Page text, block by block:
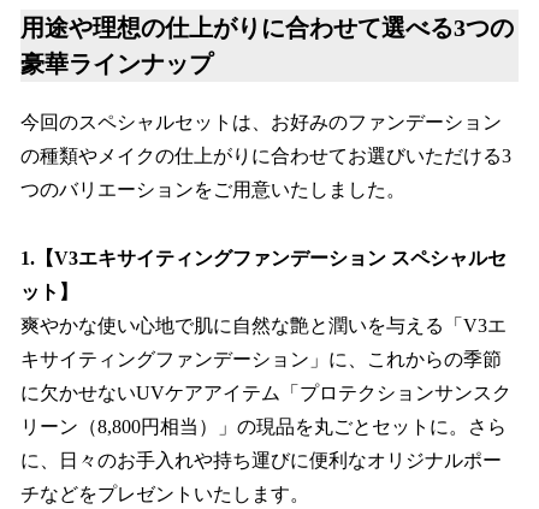
用途や理想の仕上がりに合わせて選べる3つの
豪華ラインナップ
今回のスペシャルセットは、お好みのファンデーション
の種類やメイクの仕上がりに合わせてお選びいただける3
つのバリエーションをご用意いたしました。
1.【V3エキサイティングファンデーション スペシャルセ
ット】
爽やかな使い心地で肌に自然な艶と潤いを与える「V3エ
キサイティングファンデーション」に、これからの季節
に欠かせないUVケアアイテム「プロテクションサンスク
リーン（8,800円相当）」の現品を丸ごとセットに。さら
に、日々のお手入れや持ち運びに便利なオリジナルポー
チなどをプレゼントいたします。